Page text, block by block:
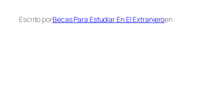
Escrito porBecas Para Estudiar En El Extranjeroen